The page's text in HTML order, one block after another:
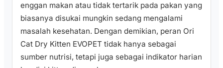
enggan makan atau tidak tertarik pada pakan yang
biasanya disukai mungkin sedang mengalami
masalah kesehatan. Dengan demikian, peran Ori
Cat Dry Kitten EVOPET tidak hanya sebagai
sumber nutrisi, tetapi juga sebagai indikator harian